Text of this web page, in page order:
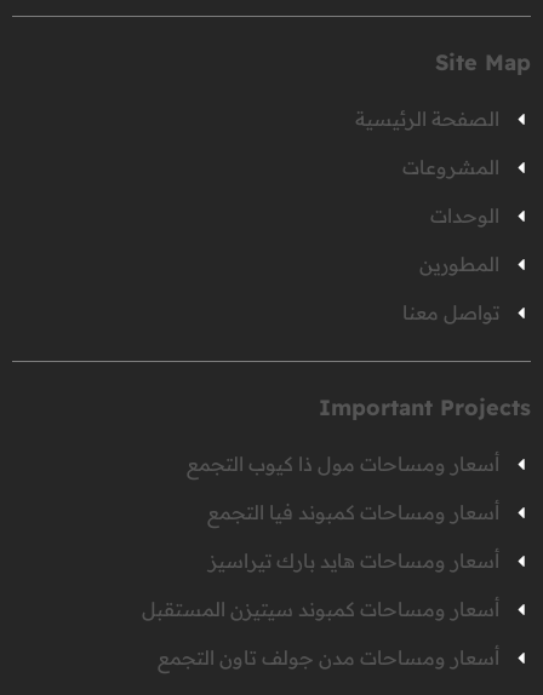
Site Map
الصفحة الرئيسية
المشروعات
الوحدات
المطورين
تواصل معنا
Important Projects
أسعار ومساحات مول ذا كيوب التجمع
أسعار ومساحات كمبوند فيا التجمع
أسعار ومساحات هايد بارك تيراسيز
أسعار ومساحات كمبوند سيتيزن المستقبل
أسعار ومساحات مدن جولف تاون التجمع